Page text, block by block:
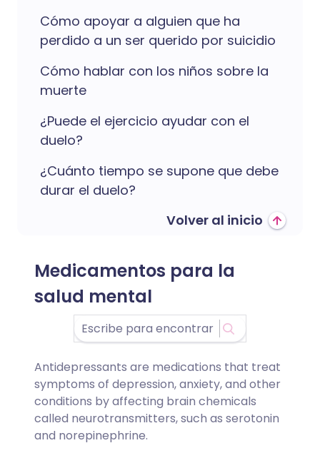
Cómo apoyar a alguien que ha
perdido a un ser querido por suicidio
Cómo hablar con los niños sobre la
muerte
¿Puede el ejercicio ayudar con el
duelo?
¿Cuánto tiempo se supone que debe
durar el duelo?
Volver al inicio
Medicamentos para la
salud mental
Antidepressants are medications that treat
symptoms of depression, anxiety, and other
conditions by affecting brain chemicals
called neurotransmitters, such as serotonin
and norepinephrine.